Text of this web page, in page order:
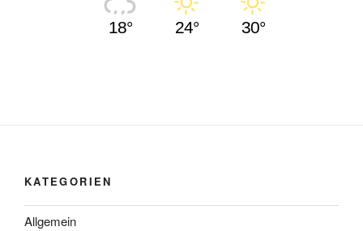
18° 24° 30°
KATEGORIEN
Allgemein